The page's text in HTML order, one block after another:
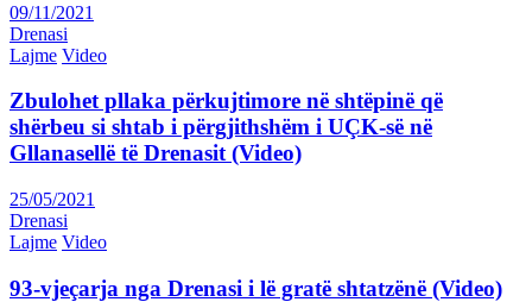
09/11/2021
Drenasi
Lajme Video
Zbulohet pllaka përkujtimore në shtëpinë që
shërbeu si shtab i përgjithshëm i UÇK-së në
Gllanasellë të Drenasit (Video)
25/05/2021
Drenasi
Lajme Video
93-vjeçarja nga Drenasi i lë gratë shtatzënë (Video)